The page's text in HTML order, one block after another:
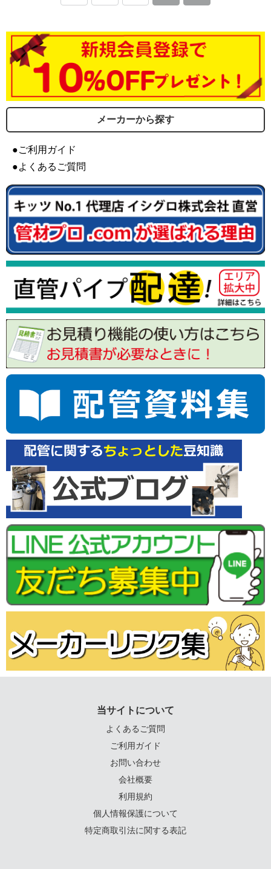
メーカーから探す
●ご利用ガイド
●よくあるご質問
当サイトについて
よくあるご質問
ご利用ガイド
お問い合わせ
会社概要
利用規約
個人情報保護について
特定商取引法に関する表記